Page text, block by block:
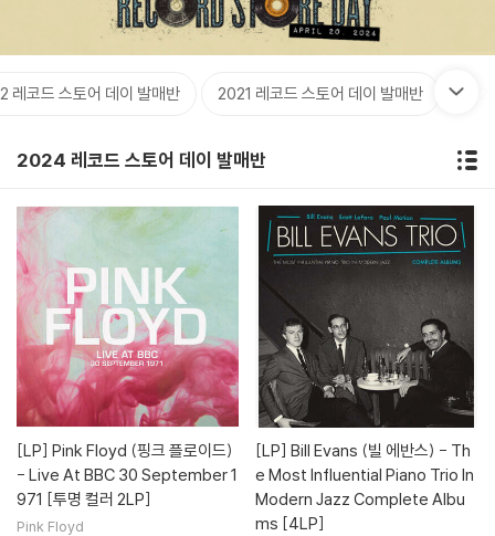
레코드 스토어 데이 발매반 2021 레코드 스토어 데이 발매반
2024 레코드 스토어 데이 발매반
[LP] Pink Floyd (핑크 플로이드)
- Live At BBC 30 September 1
971 [투명 컬러 2LP]
Pink Floyd
[LP] Bill Evans (빌 에반스) - Th
e Most Influential Piano Trio In
Modern Jazz Complete Albu
ms [4LP]